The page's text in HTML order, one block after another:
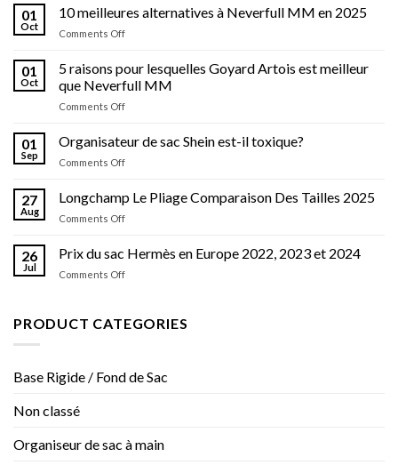
01
Oct
10 meilleures alternatives à Neverfull MM en 2025
Comments Offon
meilleures
alternatives
à
Neverfull
en
01
Oct
5 raisons pour lesquelles Goyard Artois est meilleur
que Neverfull MM
Comments Offon
raisons
pour
lesquelles
Artois
Neverfull
MM
01
Sep
Organisateur de sac Shein est-il toxique?
Comments Offon
de
sac
Shein
il
27
Aug
Longchamp Le Pliage Comparaison Des Tailles 2025
Comments Offon
Le
Pliage
Comparaison
2025
26
Jul
Prix ​​du sac Hermès en Europe 2022, 2023 et 2024
Comments Offon
du
Europe
2024
PRODUCT CATEGORIES
Base Rigide / Fond de Sac
Non classé
Organiseur de sac à main